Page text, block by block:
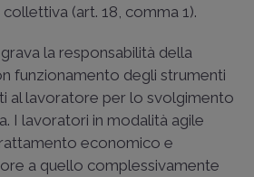
(art. 18, comma 1).
la responsabilità della
funzionamento degli strumenti
al lavoratore per lo svolgimento
I lavoratori in modalità agile
economico e
a quello complessivamente